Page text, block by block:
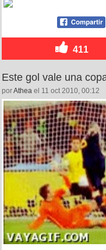
411
Este gol vale una
porAthea el 11 oct 2010, 00:12